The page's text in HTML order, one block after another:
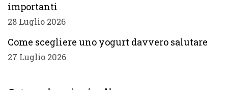
importanti
28 Luglio 2026
Come scegliere uno yogurt davvero salutare
27 Luglio 2026